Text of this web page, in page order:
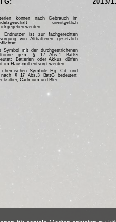
können nach Gebrauch im
unentgeltlich
werden.
Endnutzer ist zur fachgerechten
von Altbatterien gesetzlich
Symbol mit der durchgestrichenen
gem. § 17 Abs.1 BattG
Batterien oder Akkus dürfen
im Hausmüll entsorgt werden.
chemischen Symbole Hg, Cd, und
nach § 17 Abs.3 BattG bedeuten:
Cadmium und Blei.
2013/